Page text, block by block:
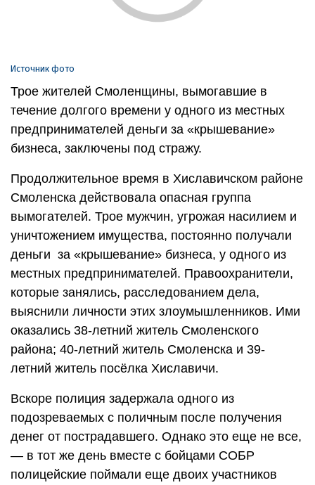
Источник фото
Трое жителей Смоленщины, вымогавшие в
течение долгого времени у одного из местных
предпринимателей деньги за «крышевание»
бизнеса, заключены под стражу.
Продолжительное время в Хиславичском районе
Смоленска действовала опасная группа
вымогателей. Трое мужчин, угрожая насилием и
уничтожением имущества, постоянно получали
деньги за «крышевание» бизнеса, у одного из
местных предпринимателей. Правоохранители,
которые занялись, расследованием дела,
выяснили личности этих злоумышленников. Ими
оказались 38-летний житель Смоленского
района; 40-летний житель Смоленска и 39-
летний житель посёлка Хиславичи.
Вскоре полиция задержала одного из
подозреваемых с поличным после получения
денег от пострадавшего. Однако это еще не все,
— в тот же день вместе с бойцами СОБР
полицейские поймали еще двоих участников